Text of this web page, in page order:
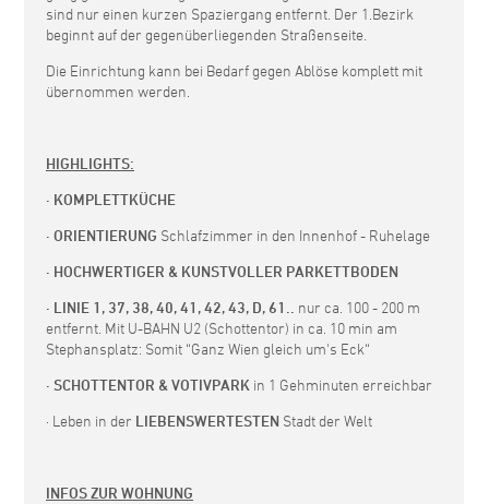
sind nur einen kurzen Spaziergang entfernt. Der 1.Bezirk
beginnt auf der gegenüberliegenden Straßenseite.
Die Einrichtung kann bei Bedarf gegen Ablöse komplett mit
übernommen werden.
HIGHLIGHTS:
· KOMPLETTKÜCHE
· ORIENTIERUNG Schlafzimmer in den Innenhof - Ruhelage
· HOCHWERTIGER & KUNSTVOLLER PARKETTBODEN
· LINIE 1, 37, 38, 40, 41, 42, 43, D, 61..
nur ca. 100 - 200 m
entfernt. Mit U-BAHN U2 (Schottentor) in ca. 10 min am
Stephansplatz: Somit “Ganz Wien gleich um's Eck“
· SCHOTTENTOR & VOTIVPARK in 1 Gehminuten erreichbar
· Leben in der LIEBENSWERTESTEN Stadt der Welt
INFOS ZUR WOHNUNG